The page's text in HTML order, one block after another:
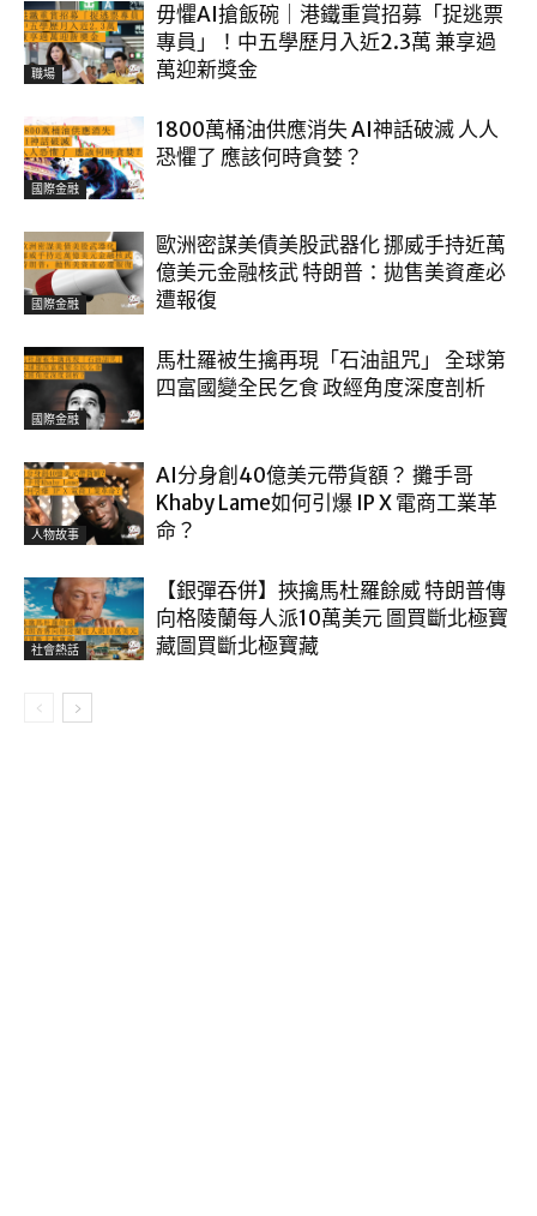
職場
毋懼AI搶飯碗｜港鐵重賞招募「捉逃票
專員」！中五學歷月入近2.3萬 兼享過
萬迎新獎金
國際金融
1800萬桶油供應消失 AI神話破滅 人人
恐懼了 應該何時貪婪？
國際金融
歐洲密謀美債美股武器化 挪威手持近萬
億美元金融核武 特朗普：拋售美資產必
遭報復
國際金融
馬杜羅被生擒再現「石油詛咒」 全球第
四富國變全民乞食 政經角度深度剖析
人物故事
AI分身創40億美元帶貨額？ 攤手哥
Khaby Lame如何引爆 IP X 電商工業革
命？
社會熱話
【銀彈吞併】挾擒馬杜羅餘威 特朗普傳
向格陵蘭每人派10萬美元 圖買斷北極寶
藏圖買斷北極寶藏